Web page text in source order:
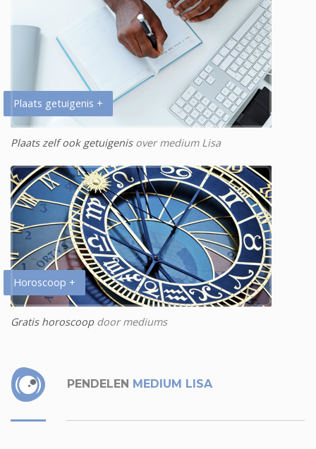
Plaats getuigenis +
Plaats zelf ook getuigenisover medium Lisa
Horoscoop +
Gratis horoscoopdoor mediums
PENDELEN MEDIUM LISA